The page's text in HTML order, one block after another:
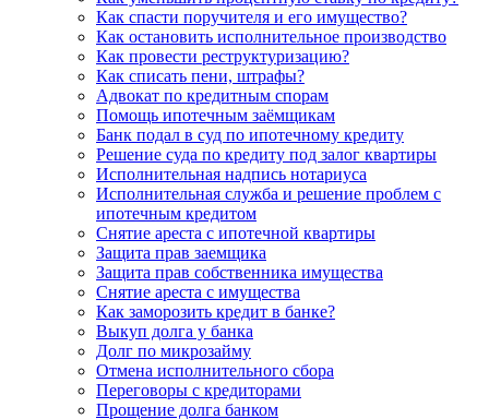
Как спасти поручителя и его имущество?
Как остановить исполнительное производство
Как провести реструктуризацию?
Как списать пени, штрафы?
Адвокат по кредитным спорам
Помощь ипотечным заёмщикам
Банк подал в суд по ипотечному кредиту
Решение суда по кредиту под залог квартиры
Исполнительная надпись нотариуса
Исполнительная служба и решение проблем с
ипотечным кредитом
Снятие ареста с ипотечной квартиры
Защита прав заемщика
Защита прав собственника имущества
Снятие ареста с имущества
Как заморозить кредит в банке?
Выкуп долга у банка
Долг по микрозайму
Отмена исполнительного сбора
Переговоры с кредиторами
Прощение долга банком